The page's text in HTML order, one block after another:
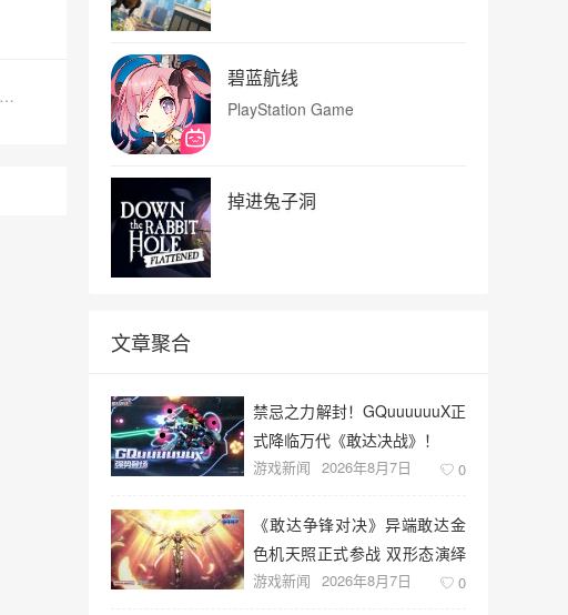
下一篇：苹果折叠iPhone已进入P1原型开发阶段：2026年见
碧蓝航线
PlayStation Game
掉进兔子洞
文章聚合
禁忌之力解封！GQuuuuuuX正
式降临万代《敢达决战》！
游戏新闻 2026年8月7日 0
《敢达争锋对决》异端敢达金
色机天照正式参战 双形态演绎
空中战技
游戏新闻 2026年8月7日 0